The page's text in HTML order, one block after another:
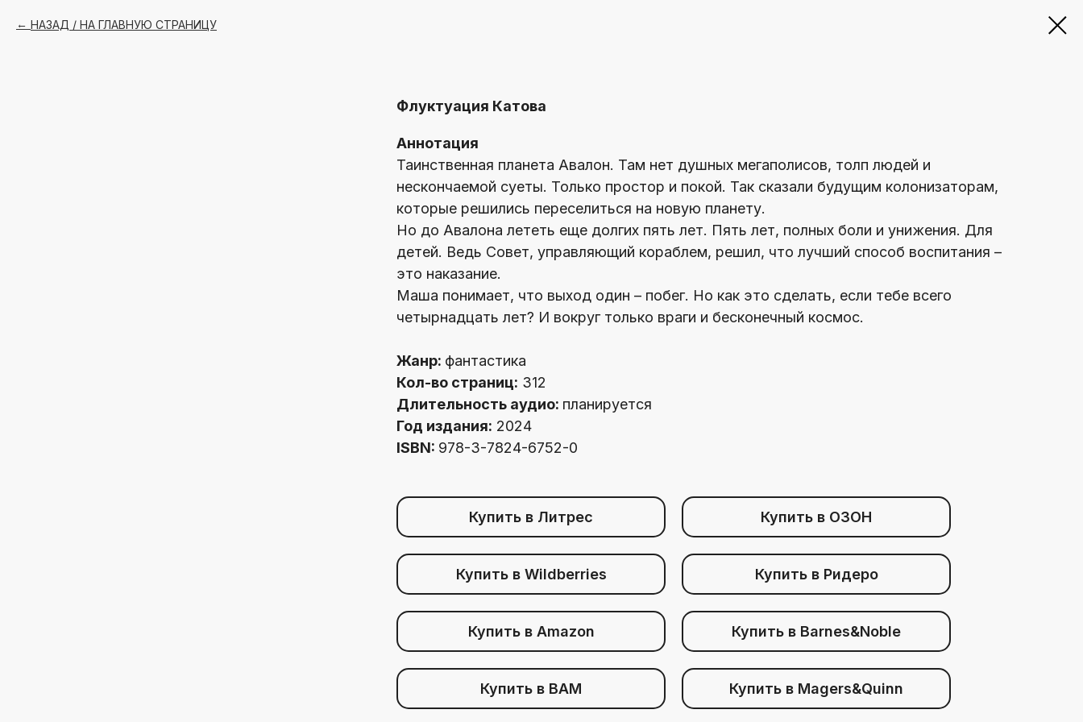
НАЗАД / НА ГЛАВНУЮ СТРАНИЦУ
Флуктуация Катова
Аннотация
Таинственная планета Авалон. Там нет душных мегаполисов, толп людей и
нескончаемой суеты. Только простор и покой. Так сказали будущим колонизаторам,
которые решились переселиться на новую планету.
Но до Авалона лететь еще долгих пять лет. Пять лет, полных боли и унижения. Для
детей. Ведь Совет, управляющий кораблем, решил, что лучший способ воспитания –
это наказание.
Маша понимает, что выход один – побег. Но как это сделать, если тебе всего
четырнадцать лет? И вокруг только враги и бесконечный космос.
Жанр: фантастика
Кол-во страниц: 312
Длительность аудио: планируется
Год издания: 2024
ISBN: 978-3-7824-6752-0
Купить в Литрес Купить в ОЗОН
Купить в Wildberries Купить в Ридеро
Купить в Amazon Купить в Barnes&Noble
Купить в BAM Купить в Magers&Quinn